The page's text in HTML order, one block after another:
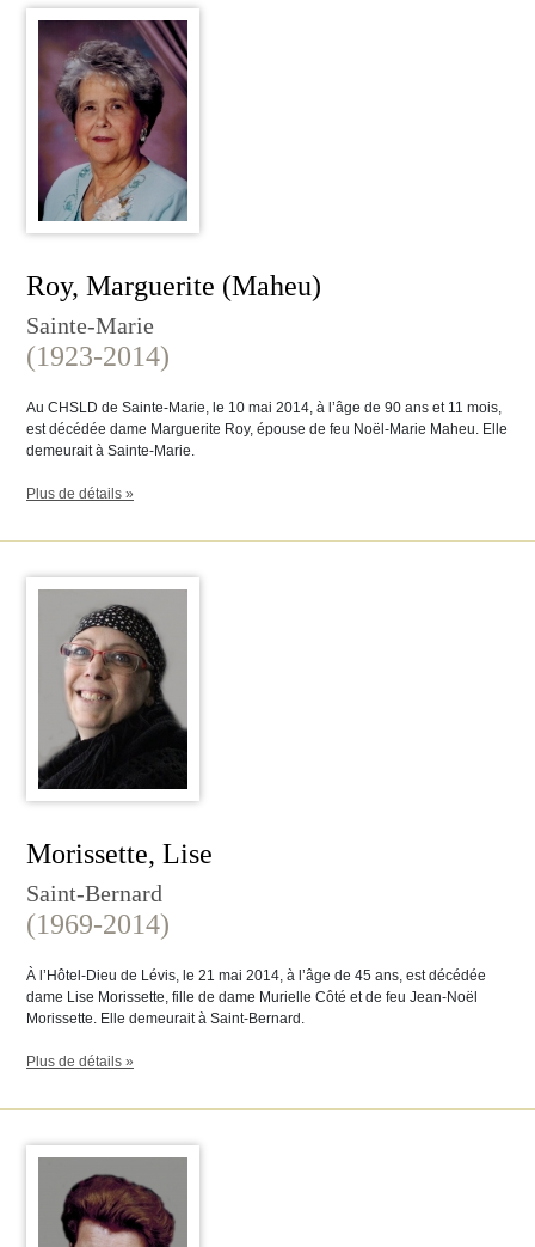
Roy, Marguerite (Maheu)
Sainte-Marie
(1923-2014)
Au CHSLD de Sainte-Marie, le 10 mai 2014, à l’âge de 90 ans et 11 mois,
est décédée dame Marguerite Roy, épouse de feu Noël-Marie Maheu. Elle
demeurait à Sainte-Marie.
Plus de détails »
Morissette, Lise
Saint-Bernard
(1969-2014)
À l’Hôtel-Dieu de Lévis, le 21 mai 2014, à l’âge de 45 ans, est décédée
dame Lise Morissette, fille de dame Murielle Côté et de feu Jean-Noël
Morissette. Elle demeurait à Saint-Bernard.
Plus de détails »